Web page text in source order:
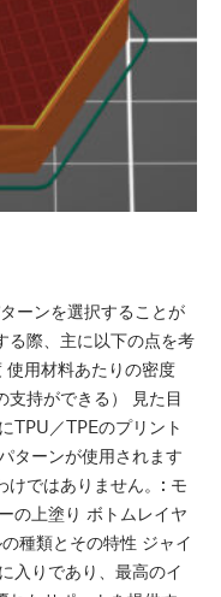
ーンを選択することが
る際、主に以下の点を考
使用材料あたりの密度
支持ができる） 見た目
TPU／TPEのプリント
ターンが使用されます
けではありません。: モ
の上塗り ボトムレイヤ
種類とその特性 ジャイ
入りであり、最高のイ